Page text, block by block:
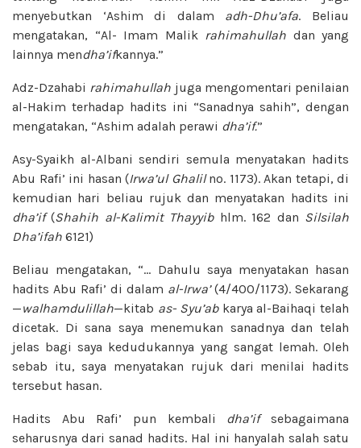
menyebutkan ‘Ashim di dalam adh-Dhu’afa. Beliau
mengatakan, “Al- Imam Malik rahimahullah dan yang
lainnya mendha’ifkannya.”
Adz-Dzahabi rahimahullah juga mengomentari penilaian
al-Hakim terhadap hadits ini “Sanadnya sahih”, dengan
mengatakan, “Ashim adalah perawi dha’if.”
Asy-Syaikh al-Albani sendiri semula menyatakan hadits
Abu Rafi’ ini hasan (Irwa’ul Ghalilno. 1173). Akan tetapi, di
kemudian hari beliau rujuk dan menyatakan hadits ini
dha’if(Shahih al-Kalimit Thayyib hlm. 162 dan Silsilah
Dha’ifah 6121)
Beliau mengatakan, “… Dahulu saya menyatakan hasan
hadits Abu Rafi’ di dalam al-Irwa’(4/400/1173). Sekarang
—walhamdulillah—kitab as- Syu’ab karya al-Baihaqi telah
dicetak. Di sana saya menemukan sanadnya dan telah
jelas bagi saya kedudukannya yang sangat lemah. Oleh
sebab itu, saya menyatakan rujuk dari menilai hadits
tersebut hasan.
Hadits Abu Rafi’ pun kembali dha’if sebagaimana
seharusnya dari sanad hadits. Hal ini hanyalah salah satu